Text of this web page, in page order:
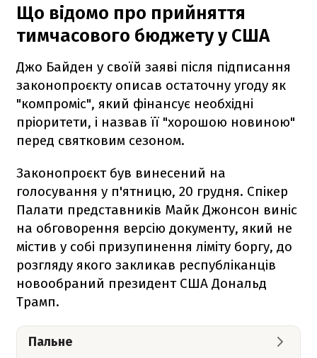
Що відомо про прийняття
тимчасового бюджету у США
Джо Байден у своїй заяві після підписання
законопроєкту описав остаточну угоду як
"компроміс", який фінансує необхідні
пріоритети, і назвав її "хорошою новиною"
перед святковим сезоном.
Законопроєкт був винесений на
голосування у п'ятницю, 20 грудня. Спікер
Палати представників Майк Джонсон виніс
на обговорення версію документу, який не
містив у собі призупинення ліміту боргу, до
розгляду якого закликав республіканців
новообраний президент США Дональд
Трамп.
Пальне